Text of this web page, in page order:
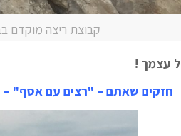
קבוצת ריצה מוקדם
עצמך !
חזקים שאתם – "רצים עם אסף"